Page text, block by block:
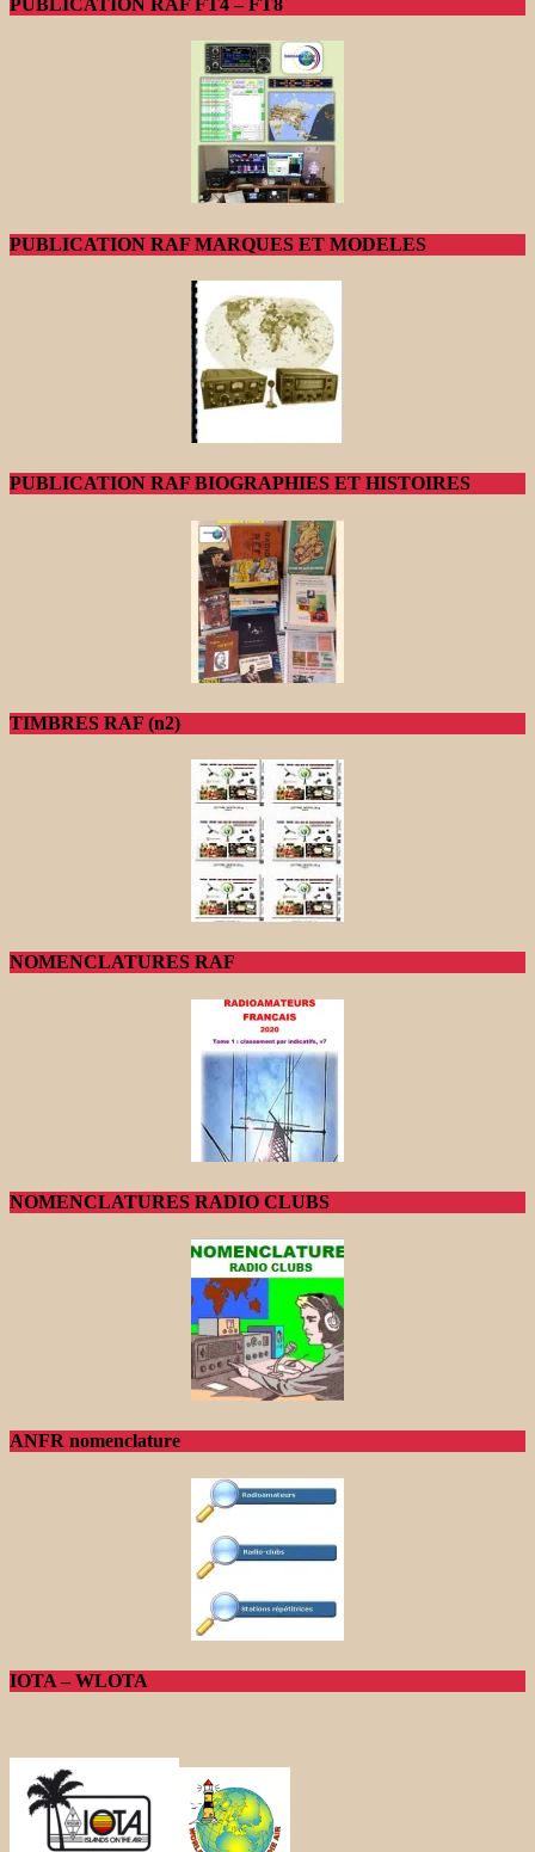
PUBLICATION RAF FT4 – FT8
PUBLICATION RAF MARQUES ET MODELES
PUBLICATION RAF BIOGRAPHIES ET HISTOIRES
TIMBRES RAF (n2)
NOMENCLATURES RAF
NOMENCLATURES RADIO CLUBS
ANFR nomenclature
IOTA – WLOTA